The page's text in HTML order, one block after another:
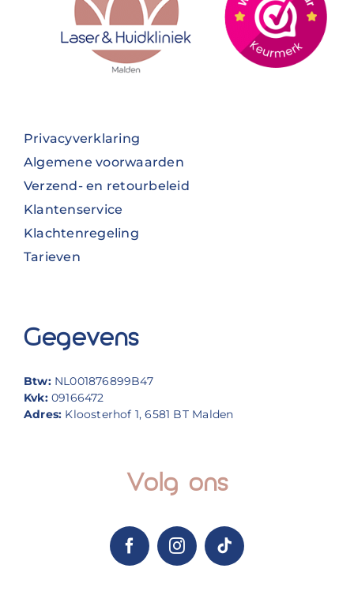
Privacyverklaring
Algemene voorwaarden
Verzend- en retourbeleid
Klantenservice
Klachtenregeling
Tarieven
Gegevens
Btw: NL001876899B47
Kvk:09166472
Adres: Kloosterhof 1, 6581 BT Malden
Volg ons